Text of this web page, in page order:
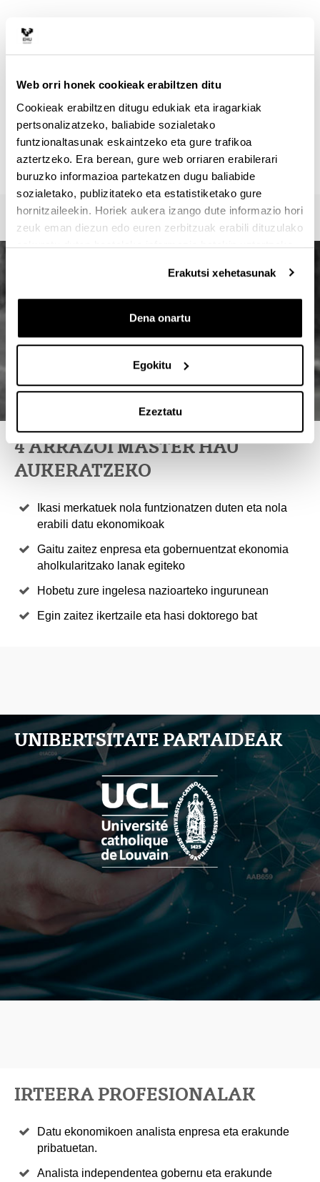
Web orri honek cookieak erabiltzen ditu
Cookieak erabiltzen ditugu edukiak eta iragarkiak
pertsonalizatzeko, baliabide sozialetako
funtzionaltasunak eskaintzeko eta gure trafikoa
aztertzeko. Era berean, gure web orriaren erabilerari
buruzko informazioa partekatzen dugu baliabide
sozialetako, publizitateko eta estatistiketako gure
hornitzaileekin. Horiek aukera izango dute informazio hori
zeuk eman diezun edo euren zerbitzuak erabili dituzulako
eskuratu duten bestelako informazio batekin uztartzeko.
Erakutsi xehetasunak
Dena onartu
Egokitu
Ezeztatu
Masterraren arduraduna :
VEGA BAYO, AINHOA
Master Idazkaritza / Secretaría Máster / Master
Secretariat
oficina-master.fee@ehu.eus
946017082 / 7113 / 3687
4 ARRAZOI MASTER HAU
AUKERATZEKO
Ikasi merkatuek nola funtzionatzen duten eta nola
erabili datu ekonomikoak
Gaitu zaitez enpresa eta gobernuentzat ekonomia
aholkularitzako lanak egiteko
Hobetu zure ingelesa nazioarteko ingurunean
Egin zaitez ikertzaile eta hasi doktorego bat
UNIBERTSITATE PARTAIDEAK
IRTEERA PROFESIONALAK
Datu ekonomikoen analista enpresa eta erakunde
pribatuetan.
Analista independentea gobernu eta erakunde